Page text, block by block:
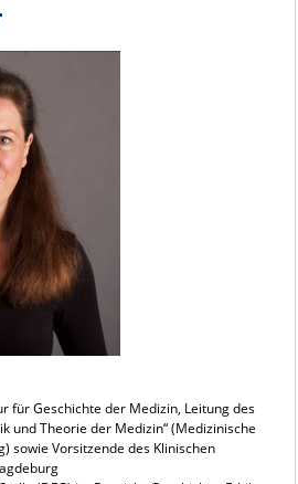
(KEK)
für Geschichte der Medizin, Leitung des
und Theorie der Medizin“ (Medizinische
sowie Vorsitzende des Klinischen